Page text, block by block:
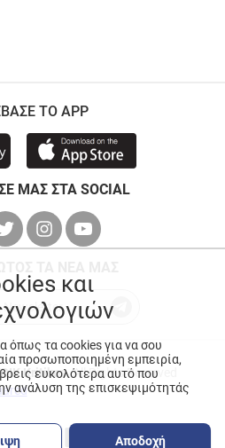
ΤΟ APP
ΜΑΣ ΣΤΑ SOCIAL
Kritikos. All Rights Reserved
και
όπως τα cookies για να σου
προσωποποιημένη εμπειρία,
ευκολότερα αυτό που
ανάλυση της επισκεψιμότητάς
Αποδοχή